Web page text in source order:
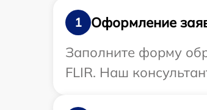
1
Оформление
Заполните форму
FLIR. Наш